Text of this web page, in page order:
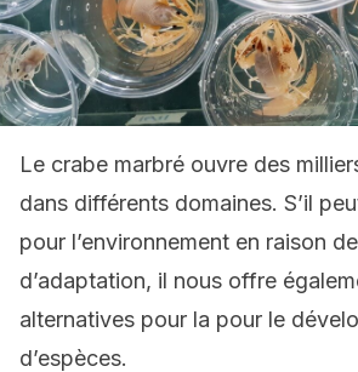
Le crabe marbré ouvre des
dans différents domaines. S’il
pour l’environnement en raison
d’adaptation, il nous offre
alternatives pour la pour le
d’espèces.